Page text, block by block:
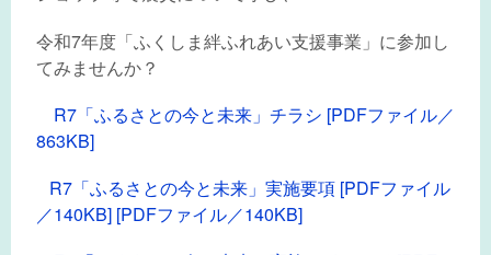
令和7年度「ふくしま絆ふれあい支援事業」に参加し
てみませんか？
R7「ふるさとの今と未来」チラシ [PDFファイル／
863KB]
R7「ふるさとの今と未来」実施要項 [PDFファイル
／140KB] [PDFファイル／140KB]